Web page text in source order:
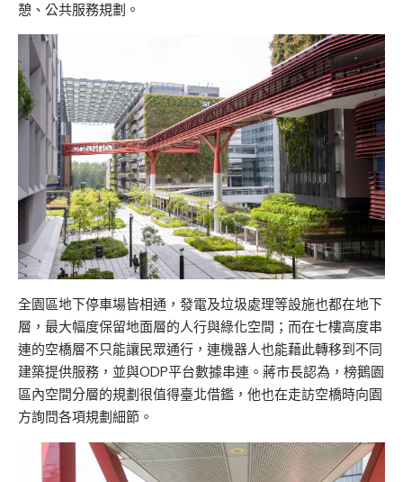
憩、公共服務規劃。
全園區地下停車場皆相通，發電及垃圾處理等設施也都在地下
層，最大幅度保留地面層的人行與綠化空間；而在七樓高度串
連的空橋層不只能讓民眾通行，連機器人也能藉此轉移到不同
建築提供服務，並與ODP平台數據串連。蔣市長認為，榜鵝園
區內空間分層的規劃很值得臺北借鑑，他也在走訪空橋時向園
方詢問各項規劃細節。